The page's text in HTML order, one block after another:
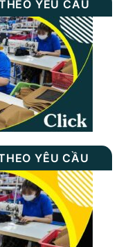
YÊU CẦU
YÊU CẦU